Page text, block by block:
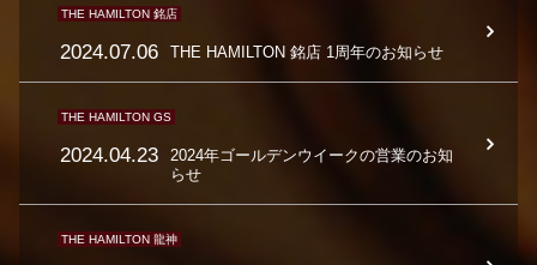
THE HAMILTON 銘店
THE HAMILTON 銘店 1周年のお知らせ
2024.07.06
THE HAMILTON GS
2024年ゴールデンウイークの営業のお知
らせ
2024.04.23
THE HAMILTON 龍神